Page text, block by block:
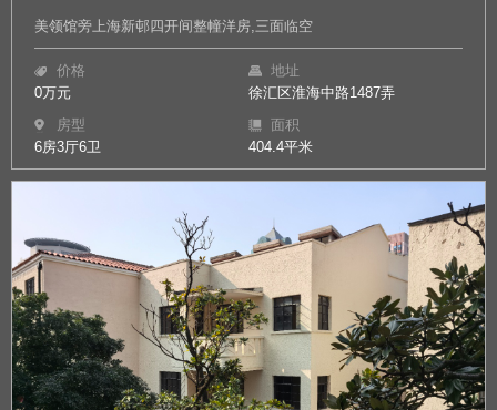
美领馆旁上海新邨四开间整幢洋房,三面临空
价格
0万元
地址
徐汇区淮海中路1487弄
房型
6房3厅6卫
面积
404.4平米